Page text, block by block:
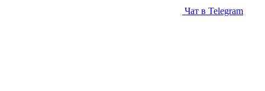
Чат в Telegram